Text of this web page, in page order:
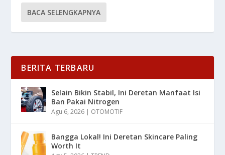
BACA SELENGKAPNYA
BERITA TERBARU
Selain Bikin Stabil, Ini Deretan Manfaat Isi
Ban Pakai Nitrogen
Agu 6, 2026 | OTOMOTIF
Bangga Lokal! Ini Deretan Skincare Paling
Worth It